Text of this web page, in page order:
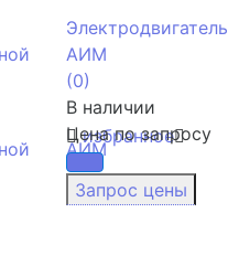
избранное
Электродвигатель
AИМ
(0)
В наличии
Цена по запросу